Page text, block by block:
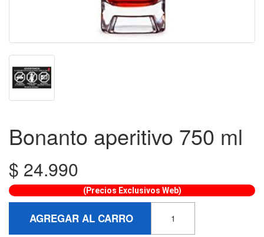
Bonanto aperitivo 750 ml
$ 24.990
(Precios Exclusivos Web)
AGREGAR AL CARRO